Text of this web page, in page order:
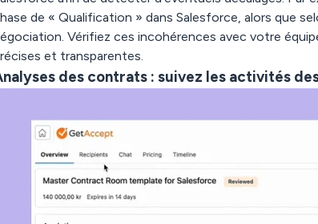
de « Qualification » dans Salesforce, alors que
Vérifiez ces incohérences avec votre
et transparentes.
des contrats : suivez les activités